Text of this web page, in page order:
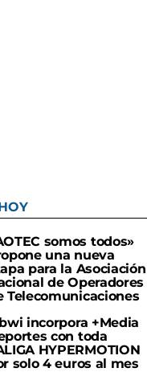
somos todos»
una nueva
para la Asociación
de Operadores
Telecomunicaciones
incorpora +Media
con toda
HYPERMOTION
solo 4 euros al mes